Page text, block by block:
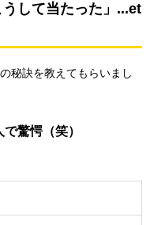
うして当たった」...et
秘訣を教えてもらいまし
驚愕（笑）